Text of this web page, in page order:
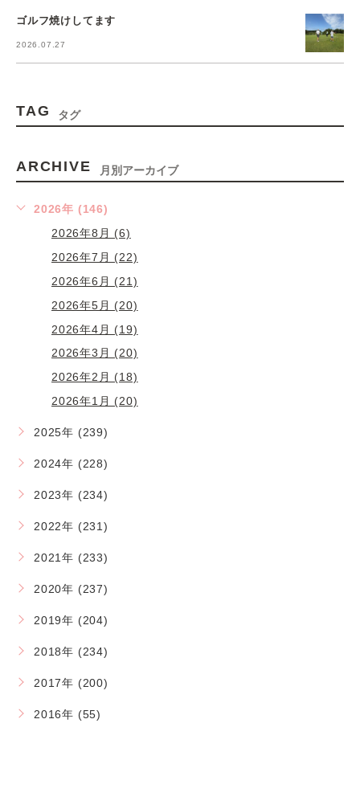
ゴルフ焼けしてます
2026.07.27
TAG タグ
ARCHIVE 月別アーカイブ
2026年 (146)
2026年8月 (6)
2026年7月 (22)
2026年6月 (21)
2026年5月 (20)
2026年4月 (19)
2026年3月 (20)
2026年2月 (18)
2026年1月 (20)
2025年 (239)
2024年 (228)
2023年 (234)
2022年 (231)
2021年 (233)
2020年 (237)
2019年 (204)
2018年 (234)
2017年 (200)
2016年 (55)